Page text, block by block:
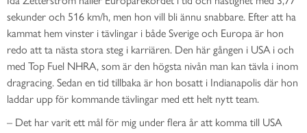
sekunder och 516 km/h, men hon vill bli ännu snabbare. Efter att ha
kammat hem vinster i tävlingar i både Sverige och Europa är hon
redo att ta nästa stora steg i karriären. Den här gången i USA i och
med Top Fuel NHRA, som är den högsta nivån man kan tävla i inom
dragracing. Sedan en tid tillbaka är hon bosatt i Indianapolis där hon
laddar upp för kommande tävlingar med ett helt nytt team.
– Det har varit ett mål för mig under flera år att komma till USA